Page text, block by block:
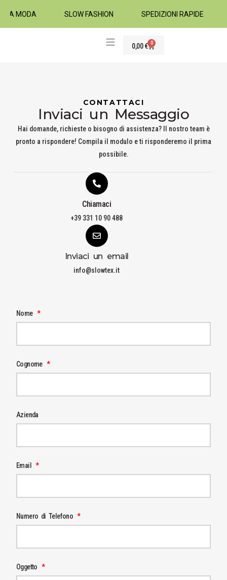
MODA SLOW FASHION SPEDIZIONI RAPIDE
0,00€ 0
CONTATTACI
Inviaci un Messaggio
Hai domande, richieste o bisogno di assistenza? Il nostro team è
pronto a rispondere! Compila il modulo e ti risponderemo il prima
possibile.
Chiamaci
+39 331 10 90 488
Inviaci un email
info@slowtex.it
Nome
Cognome
Azienda
Email
Numero di Telefono
Oggetto